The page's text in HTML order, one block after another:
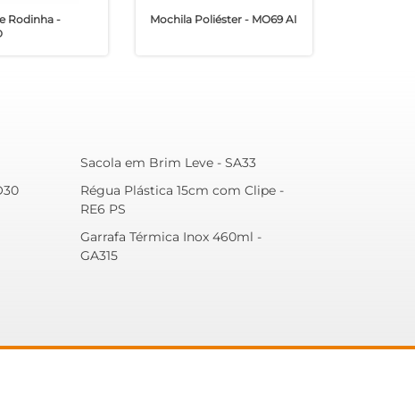
Rodinha -
Mochila Poliéster - MO69 AI
Sacola em Brim Leve - SA33
Régua Plástica 15cm com Clipe -
RE6 PS
Garrafa Térmica Inox 460ml -
GA315